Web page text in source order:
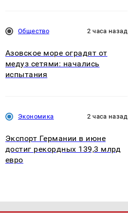
Общество 2 часа назад
Азовское море оградят от
медуз сетями: начались
испытания
Экономика 2 часа назад
Экспорт Германии в июне
достиг рекордных 139,3 млрд
евро